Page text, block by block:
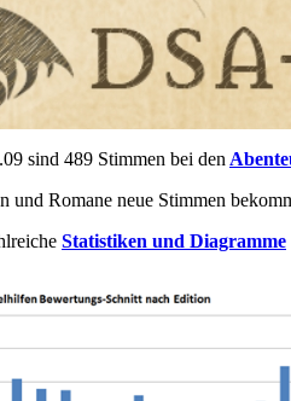
sind 489 Stimmen bei den
und Romane neue Stimmen
Statistiken und Diagramme